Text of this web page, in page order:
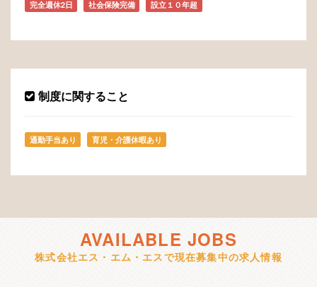
完全週休2日 社会保険完備 設立１０年超
制度に関すること
通勤手当あり 育児・介護休暇あり
AVAILABLE JOBS
株式会社エス・エム・エスで現在募集中の求人情報